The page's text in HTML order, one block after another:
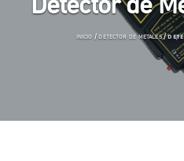
Detector de
INICIO /DETECTOR DE METALES/